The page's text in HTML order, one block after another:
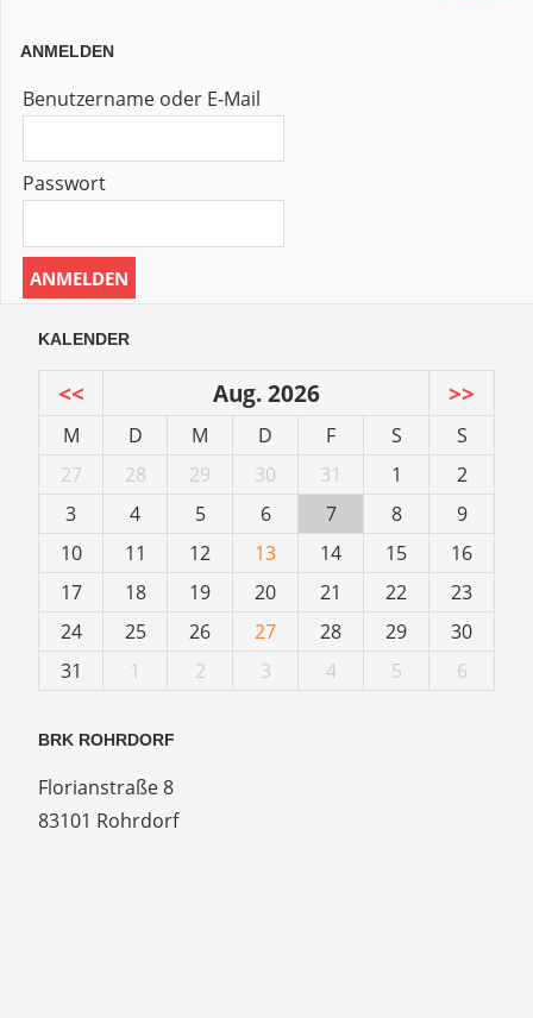
ANMELDEN
Benutzername oder E-Mail
Passwort
KALENDER
<< Aug. 2026 >>
M D M D F S
S
27
28 29 30 31 1
2
3
4 5 6 7 8
9
10
11 12 13 14 15
16
17
18 19 20 21 22
23
24
25 26 27 28 29
30
31
1 2 3 4 5 6
BRK ROHRDORF
Florianstraße 8
83101 Rohrdorf